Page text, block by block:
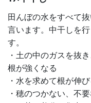
田んぼの水をすべて
言います。中干しを
す。
・土の中のガスを抜
根が強くなる
・水を求めて根が伸
・穂のつかない、不